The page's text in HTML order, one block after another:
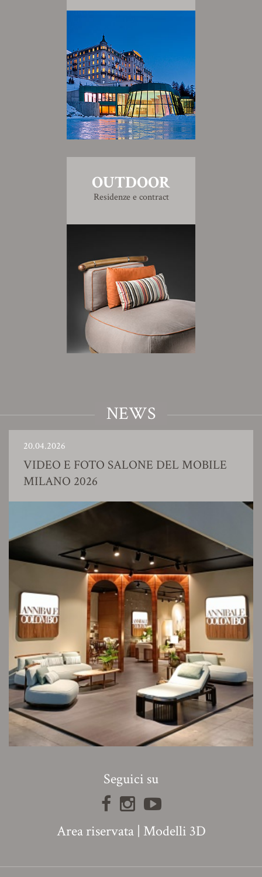
OUTDOOR
Residenze e contract
NEWS
20.04.2026
VIDEO E FOTO SALONE DEL MOBILE
MILANO 2026
Seguici su
Area riservata| Modelli 3D